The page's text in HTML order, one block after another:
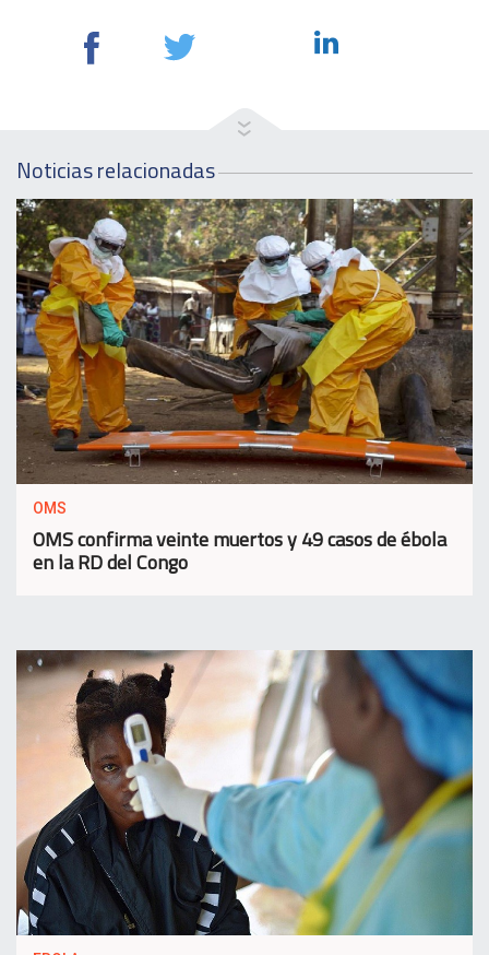
Noticias relacionadas
OMS
OMS confirma veinte muertos y 49 casos de ébola
en la RD del Congo